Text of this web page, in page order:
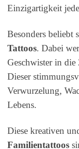
Einzigartigkeit
Besonders beliebt
Tattoos. Dabei
Geschwister in die
Dieser
Verwurzelung,
Lebens.
Diese kreativen
Familientattoos